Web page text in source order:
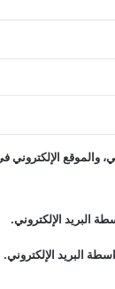
والموقع الإلكتروني
البريد الإلكتروني.
البريد الإلكتروني.